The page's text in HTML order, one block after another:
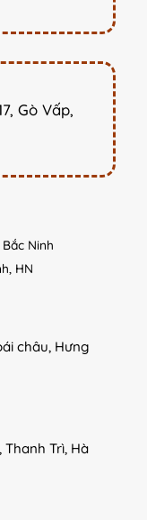
Gò Vấp,
Ninh
HN
châu, Hưng
Trì, Hà